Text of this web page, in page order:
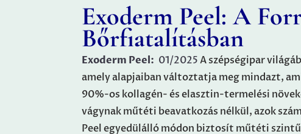
Exoderm Peel: A
Bőrfiatalításban
Exoderm Peel: 01/2025A szépségipar
amely alapjaiban változtatja meg mindazt,
90%-os kollagén- és elasztin-termelési
vágynak műtéti beavatkozás nélkül, azok
Peel egyedülálló módon biztosít műtéti